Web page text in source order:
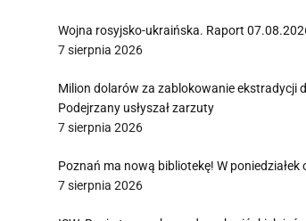
Wojna rosyjsko-ukraińska. Raport
7 sierpnia 2026
Milion dolarów za zablokowanie ekstradycji
Podejrzany usłyszał zarzuty
7 sierpnia 2026
Poznań ma nową bibliotekę! W poniedziałek
7 sierpnia 2026